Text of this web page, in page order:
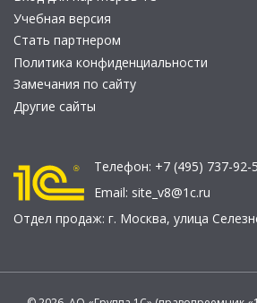
Учебная версия
Стать партнером
Политика конфиденциальности
Замечания по сайту
Другие сайты
Телефон: +7 (495) 737-92-
Email: site_v8@1c.ru
Отдел продаж: г. Москва, улица